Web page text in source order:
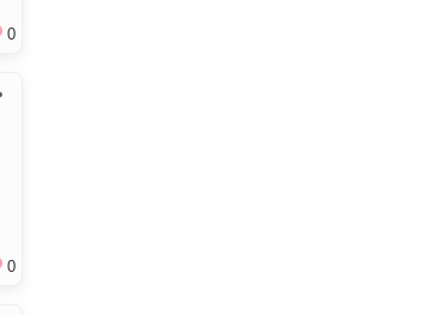
0
0